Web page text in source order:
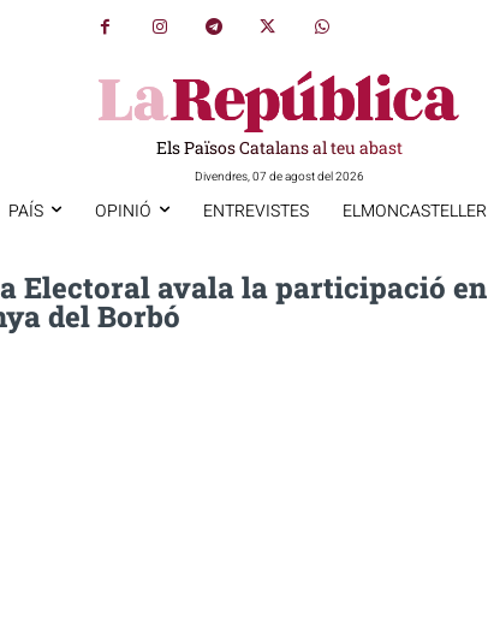
Els Països Catalans al teu abast
Divendres, 07 de agost del 2026
PAÍS OPINIÓ ENTREVISTES ELMONCASTELLER
Electoral avala la participació en
del Borbó